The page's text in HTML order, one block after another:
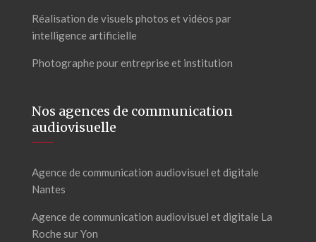
Réalisation de visuels photos et vidéos par
intelligence artificielle
Photographe pour entreprise et institution
Nos agences de communication
audiovisuelle
Agence de communication audiovisuel et digitale
Nantes
Agence de communication audiovisuel et digitale La
Roche sur Yon